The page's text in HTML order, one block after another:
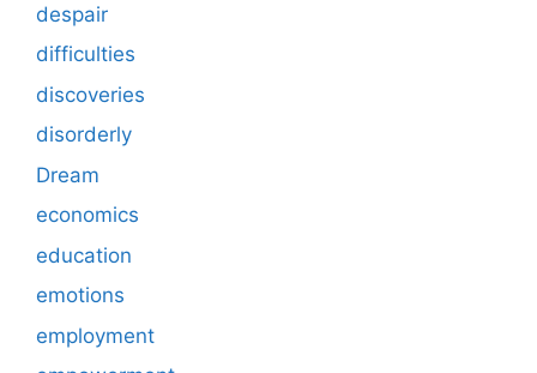
despair
difficulties
discoveries
disorderly
Dream
economics
education
emotions
employment